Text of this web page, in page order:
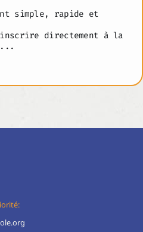
simple, rapide et
directement à la